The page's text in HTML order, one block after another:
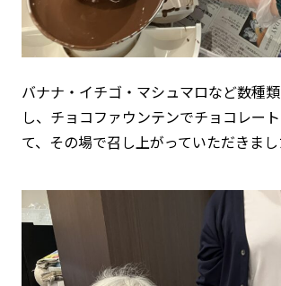
バナナ・イチゴ・マシュマロなど数種
し、チョコファウンテンでチョコレー
て、その場で召し上がっていただきまし